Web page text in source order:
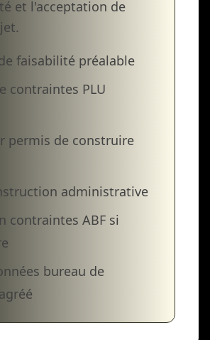
et l'acceptation de
faisabilité préalable
contraintes PLU
permis de construire
administrative
contraintes ABF si
bureau de